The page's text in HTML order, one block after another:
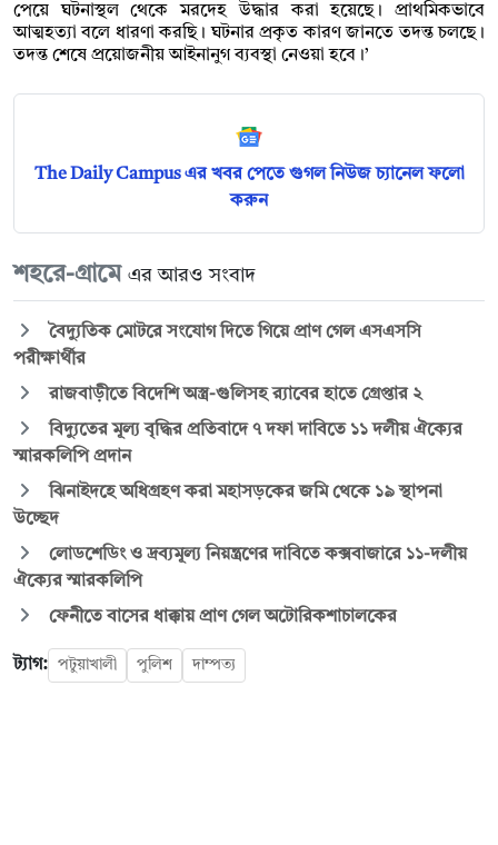
পেয়ে ঘটনাস্থল থেকে মরদেহ উদ্ধার করা হয়েছে। প্রাথমিকভাবে
আত্মহত্যা বলে ধারণা করছি। ঘটনার প্রকৃত কারণ জানতে তদন্ত চলছে।
তদন্ত শেষে প্রয়োজনীয় আইনানুগ ব্যবস্থা নেওয়া হবে।’
The Daily Campus এর খবর পেতে গুগল নিউজ চ্যানেল ফলো
করুন
শহরে-গ্রামে এর আরও সংবাদ
বৈদ্যুতিক মোটরে সংযোগ দিতে গিয়ে প্রাণ গেল এসএসসি
পরীক্ষার্থীর
রাজবাড়ীতে বিদেশি অস্ত্র-গুলিসহ র‍্যাবের হাতে গ্রেপ্তার ২
বিদ্যুতের মূল্য বৃদ্ধির প্রতিবাদে ৭ দফা দাবিতে ১১ দলীয় ঐক্যের
স্মারকলিপি প্রদান
ঝিনাইদহে অধিগ্রহণ করা মহাসড়কের জমি থেকে ১৯ স্থাপনা
উচ্ছেদ
লোডশেডিং ও দ্রব্যমূল্য নিয়ন্ত্রণের দাবিতে কক্সবাজারে ১১-দলীয়
ঐক্যের স্মারকলিপি
ফেনীতে বাসের ধাক্কায় প্রাণ গেল অটোরিকশাচালকের
ট্যাগ: পটুয়াখালী পুলিশ দাম্পত্য